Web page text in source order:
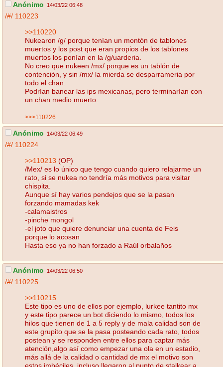
Anónimo 14/03/22 06:48
/#/ 110223
>>110220
Nukearon /g/ porque tenían un montón de tablones
muertos y los post que eran propios de los tablones
muertos los ponían en la /g/uarderia.
No creo que nukeen /mx/ porque es un tablón de
contención, y sin /mx/ la mierda se desparrameria por
todo el chan.
Podrían banear las ips mexicanas, pero terminarían con
un chan medio muerto.
>>>110226
Anónimo 14/03/22 06:49
/#/ 110224
>>110213 (OP)
/Mex/ es lo único que tengo cuando quiero relajarme un
rato, si se nukea no tendría más motivos para visitar
chispita.
Aunque sí hay varios pendejos que se la pasan
forzando mamadas kek
-calamaistros
-pinche mongol
-el joto que quiere denunciar una cuenta de Feis
porque lo acosan
Hasta eso ya no han forzado a Raúl orbalaños
Anónimo 14/03/22 06:50
/#/ 110225
>>110215
Este tipo es uno de ellos por ejemplo, lurkee tantito mx
y este tipo parece un bot diciendo lo mismo, todos los
hilos que tienen de 1 a 5 reply y de mala calidad son de
este grupito que se la pasa posteando cada rato, todos
postean y se responden entre ellos para captar más
atención,algo así como empezar una ola en un estadio,
más allá de la calidad o cantidad de mx el motivo son